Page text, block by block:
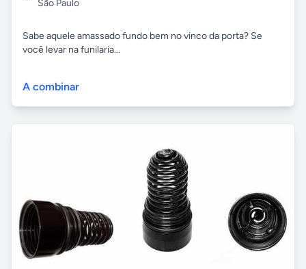
São Paulo
Sabe aquele amassado fundo bem no vinco da porta? Se
você levar na funilaria...
A combinar